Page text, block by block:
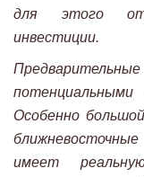
для этого
инвестиции.
Особенно
имеет